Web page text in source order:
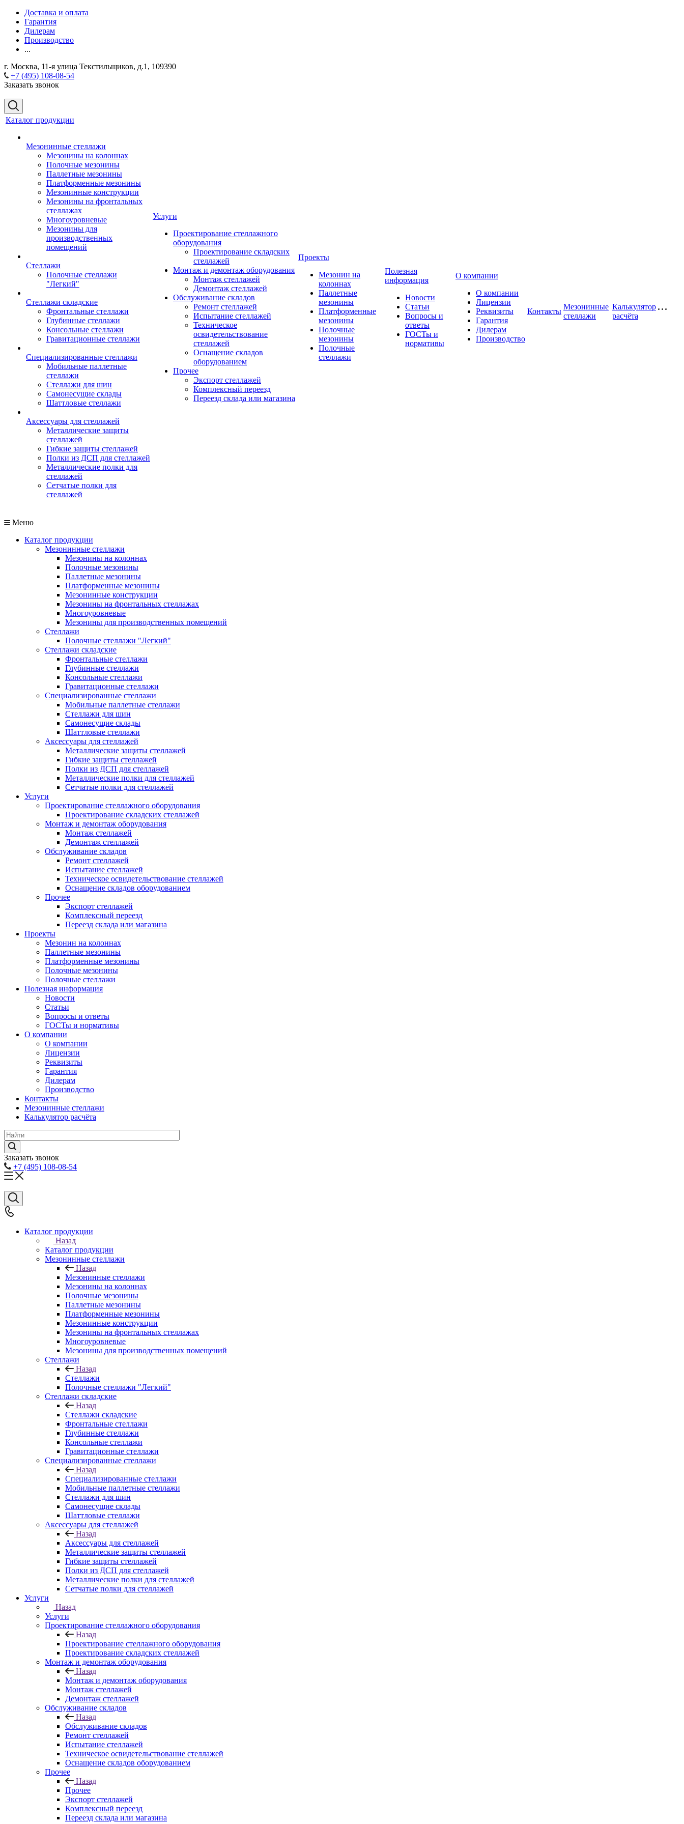
Доставка и оплата
Гарантия
Дилерам
Производство
...
г. Москва, 11-я улица Текстильщиков, д.1, 109390
+7 (495) 108-08-54
Заказать звонок
Каталог продукции
Мезонинные стеллажи
Мезонины на колоннах
Полочные мезонины
Паллетные мезонины
Платформенные мезонины
Мезонинные конструкции
Мезонины на фронтальных
стеллажах
Многоуровневые
Мезонины для
производственных
помещений
Стеллажи
Полочные стеллажи
"Легкий"
Стеллажи складские
Фронтальные стеллажи
Глубинные стеллажи
Консольные стеллажи
Гравитационные стеллажи
Специализированные стеллажи
Мобильные паллетные
стеллажи
Стеллажи для шин
Самонесущие склады
Шаттловые стеллажи
Аксессуары для стеллажей
Металлические защиты
стеллажей
Гибкие защиты стеллажей
Полки из ДСП для стеллажей
Металлические полки для
стеллажей
Сетчатые полки для
стеллажей
Услуги
Проектирование стеллажного
оборудования
Проектирование складских
стеллажей
Монтаж и демонтаж оборудования
Монтаж стеллажей
Демонтаж стеллажей
Обслуживание складов
Ремонт стеллажей
Испытание стеллажей
Техническое
освидетельствование
стеллажей
Оснащение складов
оборудованием
Прочее
Экспорт стеллажей
Комплексный переезд
Переезд склада или магазина
Проекты
Мезонин на
колоннах
Паллетные
мезонины
Платформенные
мезонины
Полочные
мезонины
Полочные
стеллажи
Полезная
информация
Новости
Статьи
Вопросы и
ответы
ГОСТы и
нормативы
О компании
О компании
Лицензии
Реквизиты
Гарантия
Дилерам
Производство
Контакты
Мезонинные
стеллажи
Калькулятор
расчёта
Меню
Каталог продукции
Мезонинные стеллажи
Мезонины на колоннах
Полочные мезонины
Паллетные мезонины
Платформенные мезонины
Мезонинные конструкции
Мезонины на фронтальных стеллажах
Многоуровневые
Мезонины для производственных помещений
Стеллажи
Полочные стеллажи "Легкий"
Стеллажи складские
Фронтальные стеллажи
Глубинные стеллажи
Консольные стеллажи
Гравитационные стеллажи
Специализированные стеллажи
Мобильные паллетные стеллажи
Стеллажи для шин
Самонесущие склады
Шаттловые стеллажи
Аксессуары для стеллажей
Металлические защиты стеллажей
Гибкие защиты стеллажей
Полки из ДСП для стеллажей
Металлические полки для стеллажей
Сетчатые полки для стеллажей
Услуги
Проектирование стеллажного оборудования
Проектирование складских стеллажей
Монтаж и демонтаж оборудования
Монтаж стеллажей
Демонтаж стеллажей
Обслуживание складов
Ремонт стеллажей
Испытание стеллажей
Техническое освидетельствование стеллажей
Оснащение складов оборудованием
Прочее
Экспорт стеллажей
Комплексный переезд
Переезд склада или магазина
Проекты
Мезонин на колоннах
Паллетные мезонины
Платформенные мезонины
Полочные мезонины
Полочные стеллажи
Полезная информация
Новости
Статьи
Вопросы и ответы
ГОСТы и нормативы
О компании
О компании
Лицензии
Реквизиты
Гарантия
Дилерам
Производство
Контакты
Мезонинные стеллажи
Калькулятор расчёта
Заказать звонок
+7 (495) 108-08-54
Каталог продукции
Назад
Каталог продукции
Мезонинные стеллажи
Назад
Мезонинные стеллажи
Мезонины на колоннах
Полочные мезонины
Паллетные мезонины
Платформенные мезонины
Мезонинные конструкции
Мезонины на фронтальных стеллажах
Многоуровневые
Мезонины для производственных помещений
Стеллажи
Назад
Стеллажи
Полочные стеллажи "Легкий"
Стеллажи складские
Назад
Стеллажи складские
Фронтальные стеллажи
Глубинные стеллажи
Консольные стеллажи
Гравитационные стеллажи
Специализированные стеллажи
Назад
Специализированные стеллажи
Мобильные паллетные стеллажи
Стеллажи для шин
Самонесущие склады
Шаттловые стеллажи
Аксессуары для стеллажей
Назад
Аксессуары для стеллажей
Металлические защиты стеллажей
Гибкие защиты стеллажей
Полки из ДСП для стеллажей
Металлические полки для стеллажей
Сетчатые полки для стеллажей
Услуги
Назад
Услуги
Проектирование стеллажного оборудования
Назад
Проектирование стеллажного оборудования
Проектирование складских стеллажей
Монтаж и демонтаж оборудования
Назад
Монтаж и демонтаж оборудования
Монтаж стеллажей
Демонтаж стеллажей
Обслуживание складов
Назад
Обслуживание складов
Ремонт стеллажей
Испытание стеллажей
Техническое освидетельствование стеллажей
Оснащение складов оборудованием
Прочее
Назад
Прочее
Экспорт стеллажей
Комплексный переезд
Переезд склада или магазина